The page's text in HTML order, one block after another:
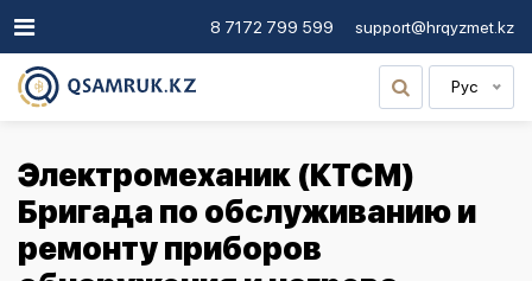
8 7172 799 599 support@hrqyzmet.kz
Рус
Электромеханик (КТСМ)
Бригада по обслуживанию и
ремонту приборов